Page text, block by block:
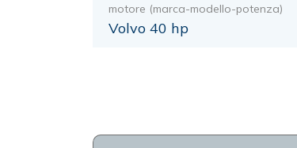
motore (marca-modello-potenza)
Volvo 40 hp